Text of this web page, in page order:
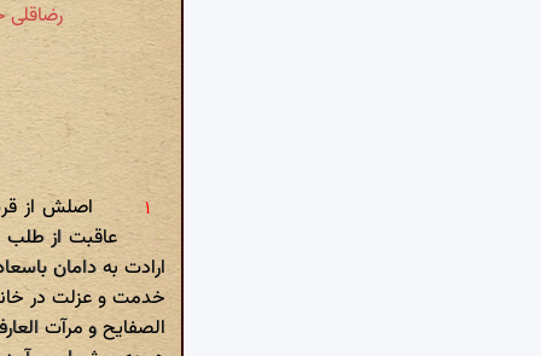
اصلش از
عاقبت از
ارادت به دامان
خدمت و عزلت در
الصفایح و مرآت